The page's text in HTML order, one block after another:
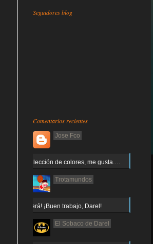
Seguidores blog
Comentarios recientes
Jose Fco
Muy buena elección de colores, me gusta.…
Trotamundos
¡Arnor no caerá! ¡Buen trabajo, Darel!
El Sobaco de Darel